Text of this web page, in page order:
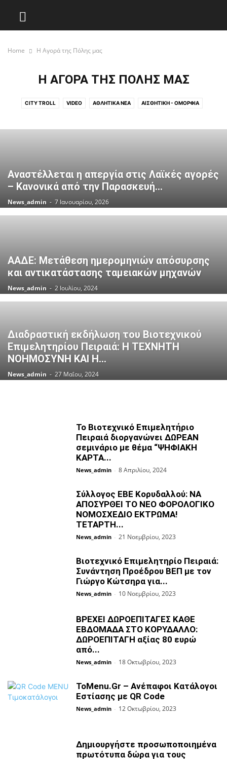
Home Η Αγορά της Πόλης μας
Η ΑΓΟΡΆ ΤΗΣ ΠΌΛΗΣ ΜΑΣ
CITY TROLL VIDEO ΑΘΛΗΤΙΚΆ ΝΈΑ ΑΙΣΘΗΤΙΚΉ - ΟΜΟΡΦΙΆ
ΔΗΜΟΤΙΚΆ ΝΈΑ ΕΠΙΚΑΙΡΌΤΗΤΑ Η ΑΓΟΡΆ ΤΗΣ ΠΌΛΗΣ ΜΑΣ
Αναστέλλεται η απεργία στις Λαϊκές αγορές
– Κανονικά από την Παρασκευή...
News_admin - 7 Ιανουαρίου, 2026
ΑΑΔΕ: Μετάθεση ημερομηνιών απόσυρσης
και αντικατάστασης ταμειακών μηχανών
News_admin - 2 Ιουλίου, 2024
Διαδραστική εκδήλωση του Βιοτεχνικού
Επιμελητηρίου Πειραιά: Η ΤΕΧΝΗΤΗ
ΝΟΗΜΟΣΥΝΗ ΚΑΙ Η...
News_admin - 27 Μαΐου, 2024
Το Βιοτεχνικό Επιμελητήριο
Πειραιά διοργανώνει ΔΩΡΕΑΝ
σεμινάριο με θέμα “ΨΗΦΙΑΚΗ
ΚΑΡΤΑ...
News_admin - 8 Απριλίου, 2024
Σύλλογος ΕΒΕ Κορυδαλλού: ΝΑ
ΑΠΟΣΥΡΘΕΙ ΤΟ ΝΕΟ ΦΟΡΟΛΟΓΙΚΟ
ΝΟΜΟΣΧΕΔΙΟ ΕΚΤΡΩΜΑ!
ΤΕΤΑΡΤΗ...
News_admin - 21 Νοεμβρίου, 2023
Βιοτεχνικό Επιμελητηρίο Πειραιά:
Συνάντηση Προέδρου ΒΕΠ με τον
Γιώργο Κώτσηρα για...
News_admin - 10 Νοεμβρίου, 2023
ΒΡΕΧΕΙ ΔΩΡΟΕΠΙΤΑΓΕΣ ΚΑΘΕ
ΕΒΔΟΜΑΔΑ ΣΤΟ ΚΟΡΥΔΑΛΛΟ:
ΔΩΡΟΕΠΙΤΑΓΗ αξίας 80 ευρώ
από...
News_admin - 18 Οκτωβρίου, 2023
ToMenu.Gr – Ανέπαφοι Κατάλογοι
Εστίασης με QR Code
News_admin - 12 Οκτωβρίου, 2023
Δημιουργήστε προσωποποιημένα
πρωτότυπα δώρα για τους